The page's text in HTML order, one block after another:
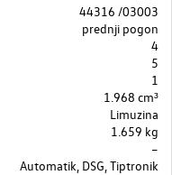
44316 /03003
prednji pogon
4
5
1
1.968 cm³
Limuzina
1.659 kg
–
Automatik, DSG, Tiptronik